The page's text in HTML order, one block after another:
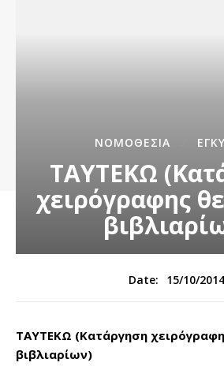
ΝΟΜΟΘΕΣΊΑ
ΤΑΥΤΕΚΩ
χειρόγραφης
Date: 15/10/2014
ΤΑΥΤΕΚΩ (Κατάργηση
βιβλιαρίων)